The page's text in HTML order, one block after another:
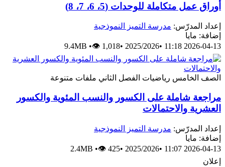
عمل متكاملة للوحدات (5، 6، 7، 8)
المدرّس: مدرسة التميز النموذجية
مايا
2026-04-13
•
2025/2026
•
9.4MB •👁 1,018
الخامس رياضيات الفصل الثاني ملفات متنوعة
شاملة على الكسور والنسب المئوية والكسور
والاحتمالات
المدرّس: مدرسة التميز النموذجية
مايا
2026-04-13
•
2025/2026
•
2.4MB •👁 425